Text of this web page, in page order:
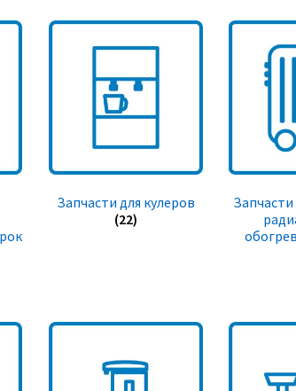
Запчасти для кулеров
(22)